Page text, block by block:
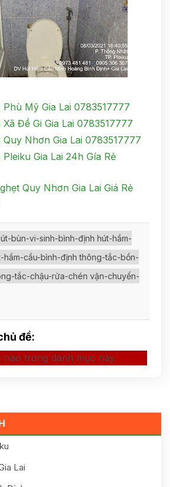
Lai
Mỹ Gia Lai 0783517777
Đề Gi Gia Lai 0783517777
Nhơn Gia Lai 0783517777
Gia Lai 24h Gía Rẻ
Quy Nhơn Gia Lai Giá Rẻ
bùn-vi-sinh-bình-định hút-hầm-
hầm-cầu-bình-định thông-tắc-bồn-
tắc-chậu-rửa-chén vận-chuyển-
đề:
trong danh mục này.